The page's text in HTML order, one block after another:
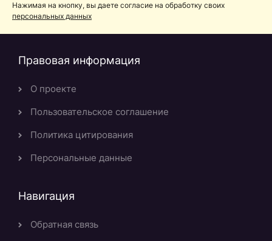
Нажимая на кнопку, вы даете согласие на обработку своих
персональных данных
Правовая информация
О проекте
Пользовательское соглашение
Политика цитирования
Персональные данные
Навигация
Обратная связь